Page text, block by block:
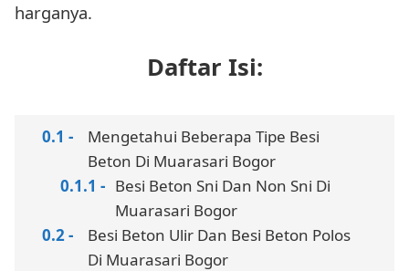
harganya.
Daftar Isi:
Mengetahui Beberapa Tipe Besi
Beton Di Muarasari Bogor
Besi Beton Sni Dan Non Sni Di
Muarasari Bogor
Besi Beton Ulir Dan Besi Beton Polos
Di Muarasari Bogor